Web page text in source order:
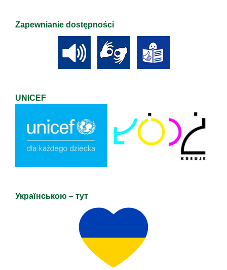
Zapewnianie dostępności
UNICEF
Українською – тут